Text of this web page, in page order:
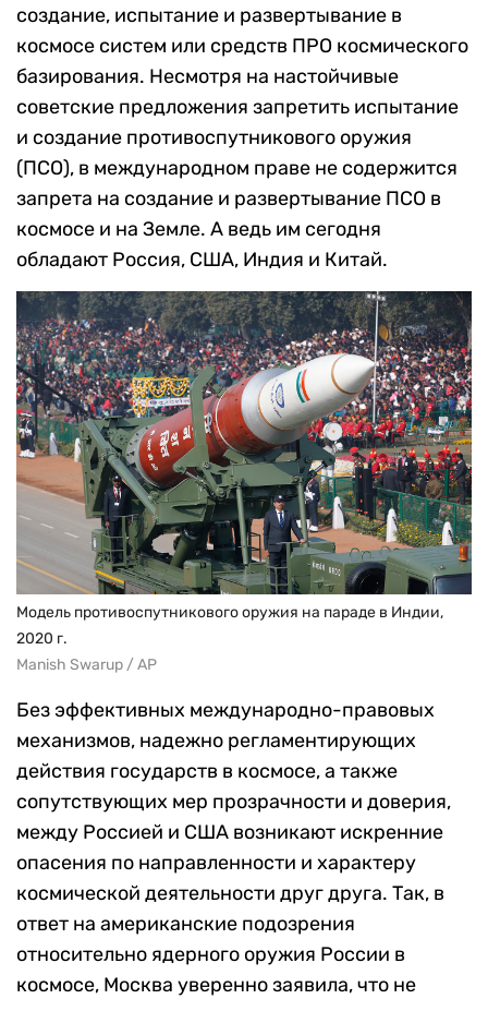
создание, испытание и развертывание в
космосе систем или средств ПРО космического
базирования. Несмотря на настойчивые
советские предложения запретить испытание
и создание противоспутникового оружия
(ПСО), в международном праве не содержится
запрета на создание и развертывание ПСО в
космосе и на Земле. А ведь им сегодня
обладают Россия, США, Индия и Китай.
Модель противоспутникового оружия на параде в Индии,
2020 г.
Manish Swarup / AP
Без эффективных международно-правовых
механизмов, надежно регламентирующих
действия государств в космосе, а также
сопутствующих мер прозрачности и доверия,
между Россией и США возникают искренние
опасения по направленности и характеру
космической деятельности друг друга. Так, в
ответ на американские подозрения
относительно ядерного оружия России в
космосе, Москва уверенно заявила, что не